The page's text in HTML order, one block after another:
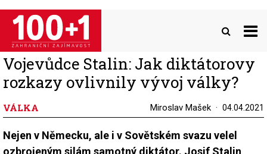
Přejít
hlavnímu
obsahu
Vojevůdce Stalin: Jak diktátorovy
rozkazy ovlivnily vývoj války?
VÁLKA Miroslav Mašek 04.04.2021
Nejen v Německu, ale i v Sovětském svazu velel
ozbrojeným silám samotný diktátor. Josif Stalin